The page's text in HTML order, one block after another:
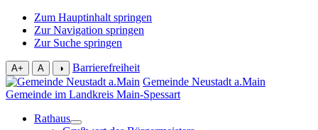
Zum Hauptinhalt springen
Zur Navigation springen
Zur Suche springen
A+ A ◑
Barrierefreiheit
Gemeinde Neustadt a.Main
Gemeinde im Landkreis Main-Spessart
Rathaus